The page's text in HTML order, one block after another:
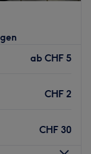
ab CHF 5
CHF 2
CHF 30